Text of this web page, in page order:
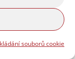
souborů cookie